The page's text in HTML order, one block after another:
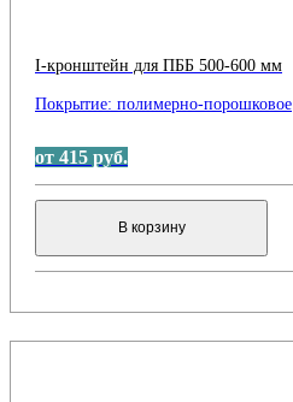
I-кронштейн для ПББ 500-600 мм
Покрытие: полимерно-порошковое
от 415 руб.
В корзину